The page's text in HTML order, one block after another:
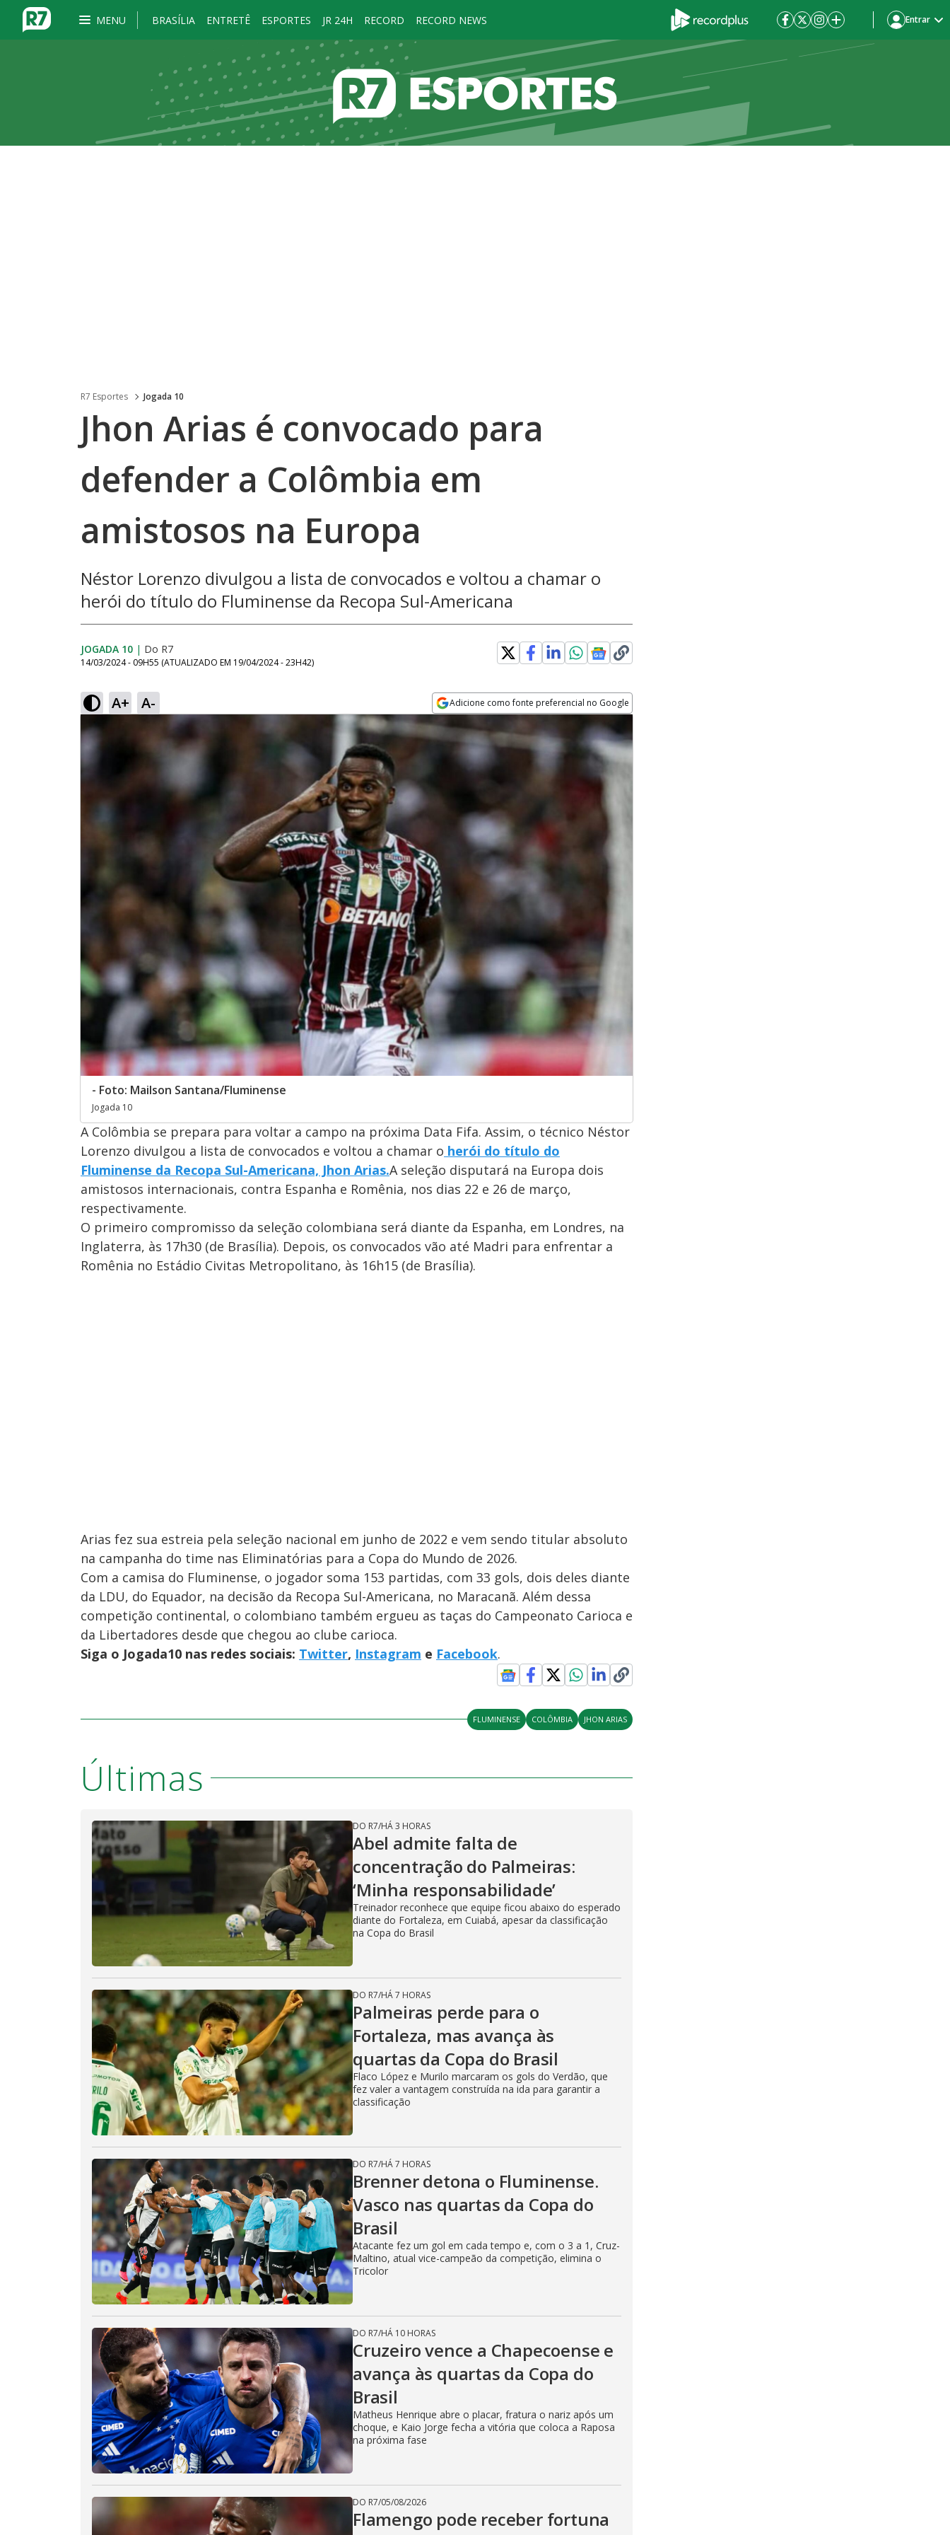
MENU BRASÍLIA ENTRETÊ ESPORTES JR 24H RECORD RECORD NEWS Entrar
R7 Esportes Jogada 10
Jhon Arias é convocado para
defender a Colômbia em
amistosos na Europa
Néstor Lorenzo divulgou a lista de convocados e voltou a chamar o
herói do título do Fluminense da Recopa Sul-Americana
JOGADA 10 | Do R7
14/03/2024 - 09H55 (ATUALIZADO EM 19/04/2024 - 23H42)
A+ A- Adicione como fonte preferencial no Google
Opens in new window
- Foto: Mailson Santana/Fluminense
Jogada 10
A Colômbia se prepara para voltar a campo na próxima Data Fifa. Assim, o técnico Néstor
Lorenzo divulgou a lista de convocados e voltou a chamar o herói do título do
Fluminense da Recopa Sul-Americana, Jhon Arias.A seleção disputará na Europa dois
amistosos internacionais, contra Espanha e Romênia, nos dias 22 e 26 de março,
respectivamente.
O primeiro compromisso da seleção colombiana será diante da Espanha, em Londres, na
Inglaterra, às 17h30 (de Brasília). Depois, os convocados vão até Madri para enfrentar a
Romênia no Estádio Civitas Metropolitano, às 16h15 (de Brasília).
Arias fez sua estreia pela seleção nacional em junho de 2022 e vem sendo titular absoluto
na campanha do time nas Eliminatórias para a Copa do Mundo de 2026.
Com a camisa do Fluminense, o jogador soma 153 partidas, com 33 gols, dois deles diante
da LDU, do Equador, na decisão da Recopa Sul-Americana, no Maracanã. Além dessa
competição continental, o colombiano também ergueu as taças do Campeonato Carioca e
da Libertadores desde que chegou ao clube carioca.
Siga o Jogada10 nas redes sociais: Twitter, Instagram e Facebook.
FLUMINENSE COLÔMBIA JHON ARIAS
Últimas
DO R7/HÁ 3 HORAS
Abel admite falta de
concentração do Palmeiras:
‘Minha responsabilidade’
Treinador reconhece que equipe ficou abaixo do esperado
diante do Fortaleza, em Cuiabá, apesar da classificação
na Copa do Brasil
DO R7/HÁ 7 HORAS
Palmeiras perde para o
Fortaleza, mas avança às
quartas da Copa do Brasil
Flaco López e Murilo marcaram os gols do Verdão, que
fez valer a vantagem construída na ida para garantir a
classificação
DO R7/HÁ 7 HORAS
Brenner detona o Fluminense.
Vasco nas quartas da Copa do
Brasil
Atacante fez um gol em cada tempo e, com o 3 a 1, Cruz-
Maltino, atual vice-campeão da competição, elimina o
Tricolor
DO R7/HÁ 10 HORAS
Cruzeiro vence a Chapecoense e
avança às quartas da Copa do
Brasil
Matheus Henrique abre o placar, fratura o nariz após um
choque, e Kaio Jorge fecha a vitória que coloca a Raposa
na próxima fase
DO R7/05/08/2026
Flamengo pode receber fortuna